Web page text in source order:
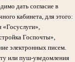
дать согласие в
кабинета, для этого:
«Госуслуги»,
Госпочты»,
электронных писем.
или пуш-уведомления